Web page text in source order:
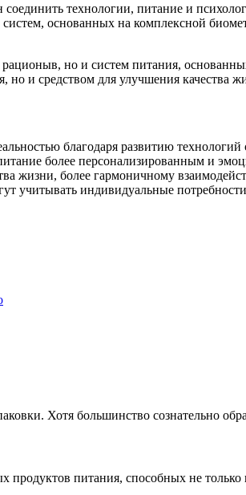
технологии, питание и
основанных на комплексной
но и систем питания,
и средством для улучшения качества
благодаря развитию технологий
более персонализированным и
жизни, более гармоничному
индивидуальные
Хотя большинство сознательно
продуктов питания, способных не